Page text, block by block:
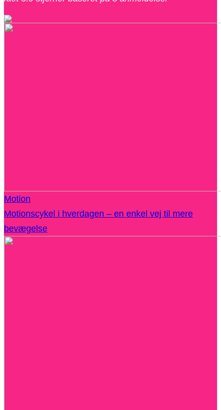
Motion
Motionscykel i hverdagen – en enkel vej til mere
bevægelse